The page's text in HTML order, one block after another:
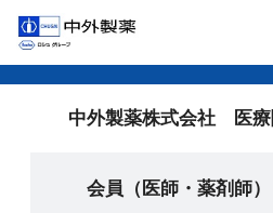
中外製薬株式会社 医療
会員（医師・薬剤師